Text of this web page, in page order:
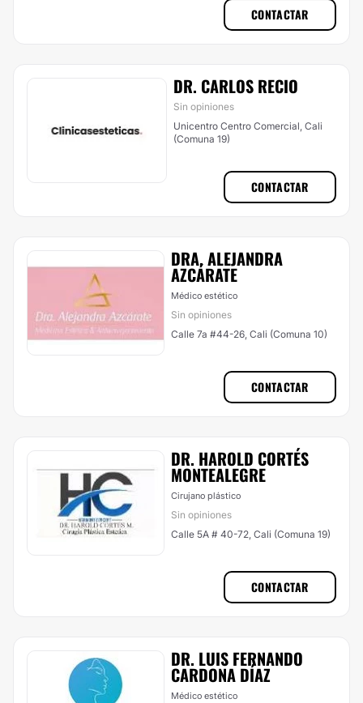
CONTACTAR
DR. CARLOS RECIO
Sin opiniones
Unicentro Centro Comercial, Cali
(Comuna 19)
CONTACTAR
DRA. ALEJANDRA
AZCÁRATE
Médico estético
Sin opiniones
Calle 7a #44-26, Cali (Comuna 10)
CONTACTAR
DR. HAROLD CORTÉS
MONTEALEGRE
Cirujano plástico
Sin opiniones
Calle 5A # 40-72, Cali (Comuna 19)
CONTACTAR
DR. LUIS FERNANDO
CARDONA DÍAZ
Médico estético